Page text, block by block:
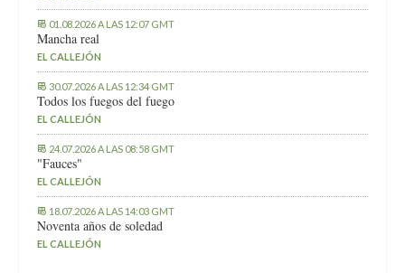
01.08.2026 A LAS 12:07 GMT
Mancha real
EL CALLEJÓN
30.07.2026 A LAS 12:34 GMT
Todos los fuegos del fuego
EL CALLEJÓN
24.07.2026 A LAS 08:58 GMT
"Fauces"
EL CALLEJÓN
18.07.2026 A LAS 14:03 GMT
Noventa años de soledad
EL CALLEJÓN